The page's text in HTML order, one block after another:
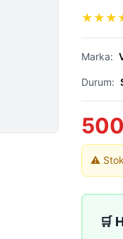
★ ★ ★
Marka:
Durum:
500
⚠️
🛒